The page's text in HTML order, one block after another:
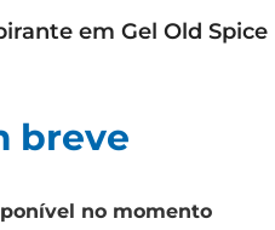
em Gel Old Spice
breve
no momento